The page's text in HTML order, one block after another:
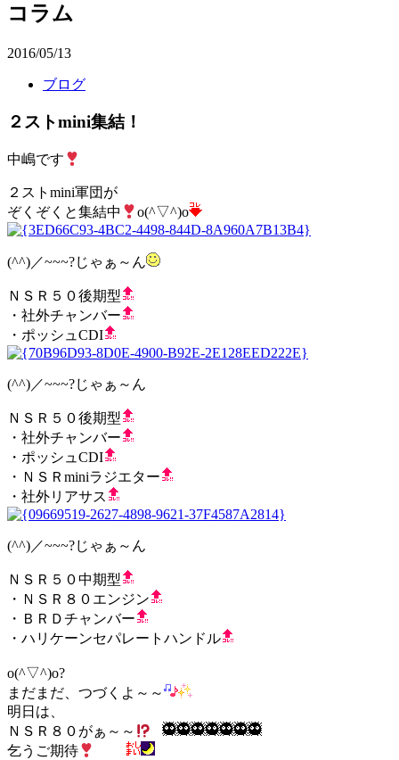
コラム
2016/05/13
ブログ
２ストmini集結！
中嶋です
２ストmini軍団が
ぞくぞくと集結中
o(^▽^)o
(^^)／~~~?じゃぁ～ん
ＮＳＲ５０後期型
・社外チャンバー
・ポッシュCDI
(^^)／~~~?じゃぁ～ん
ＮＳＲ５０後期型
・社外チャンバー
・ポッシュCDI
・ＮＳＲminiラジエター
・社外リアサス
(^^)／~~~?じゃぁ～ん
ＮＳＲ５０中期型
・ＮＳＲ８０エンジン
・ＢＲＤチャンバー
・ハリケーンセパレートハンドル
o(^▽^)o?
まだまだ、つづくよ～～
明日は、
ＮＳＲ８０がぁ～～
乞うご期待